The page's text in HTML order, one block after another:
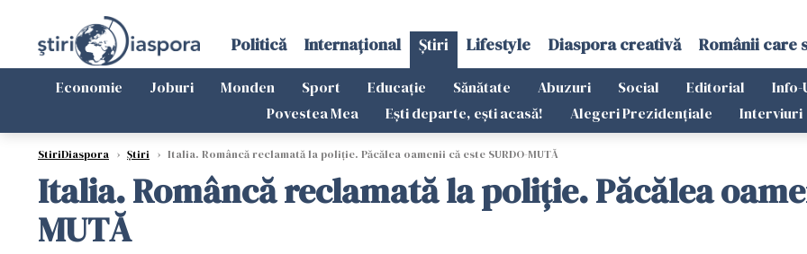
Politică Internațional Știri Lifestyle Diaspora creativă Românii care
Economie Joburi Monden Sport Educație Sănătate Abuzuri Social Editorial Info-
Povestea Mea
Ești departe, ești acasă! Alegeri Prezidențiale Interviuri
StiriDiaspora › Știri › Italia. Româncă reclamată la poliţie. Păcălea oamenii că este SURDO-MUTĂ
Italia. Româncă reclamată la poliţie. Păcălea
MUTĂ